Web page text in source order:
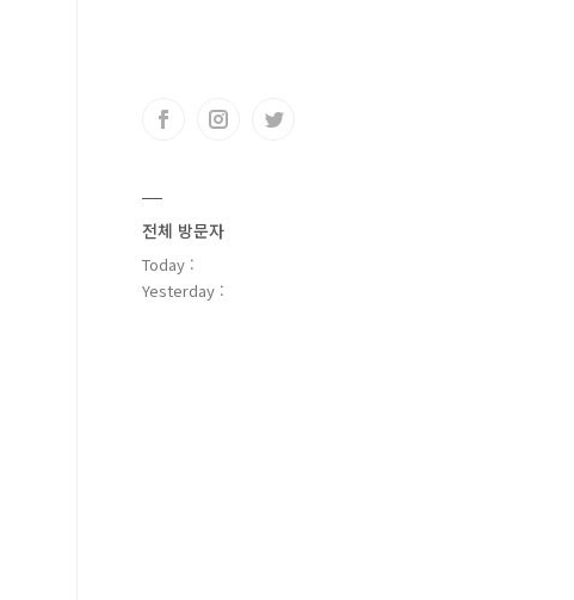
전체 방문자
Today :
Yesterday :